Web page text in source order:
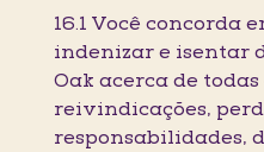
16.1 Você concorda
indenizar e isentar
Oak acerca de
reivindicações,
responsabilidades,